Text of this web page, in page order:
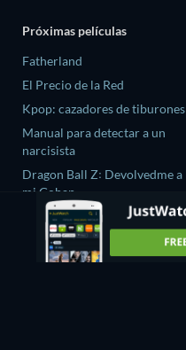
Próximas películas
Fatherland
El Precio de la Red
Kpop: cazadores de tiburones
Manual para detectar a un
narcisista
Dragon Ball Z꞉ Devolvedme a
mi Gohan